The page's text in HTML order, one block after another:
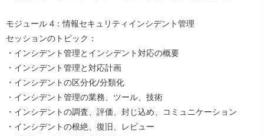
モジュール 4：情報セキュリティインシデント管理
セッションのトピック：
・インシデント管理とインシデント対応の概要
・インシデント管理と対応計画
・インシデントの区分化/分類化
・インシデント管理の業務、ツール、技術
・インシデントの調査、評価、封じ込め、コミュニケーション
・インシデントの根絶、復旧、レビュー